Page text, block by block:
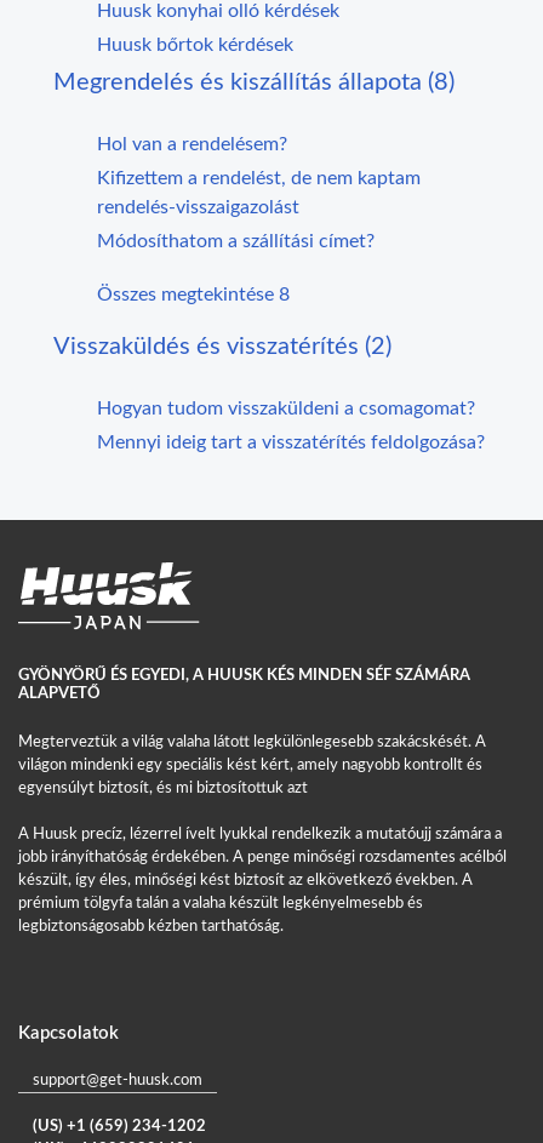
Huusk konyhai olló kérdések
Huusk bőrtok kérdések
Megrendelés és kiszállítás állapota (8)
Hol van a rendelésem?
Kifizettem a rendelést, de nem kaptam
rendelés-visszaigazolást
Módosíthatom a szállítási címet?
Összes megtekintése 8
Visszaküldés és visszatérítés (2)
Hogyan tudom visszaküldeni a csomagomat?
Mennyi ideig tart a visszatérítés feldolgozása?
GYÖNYÖRŰ ÉS EGYEDI, A HUUSK KÉS MINDEN SÉF SZÁMÁRA
ALAPVETŐ
Megterveztük a világ valaha látott legkülönlegesebb szakácskését. A
világon mindenki egy speciális kést kért, amely nagyobb kontrollt és
egyensúlyt biztosít, és mi biztosítottuk azt
A Huusk precíz, lézerrel ívelt lyukkal rendelkezik a mutatóujj számára a
jobb irányíthatóság érdekében. A penge minőségi rozsdamentes acélból
készült, így éles, minőségi kést biztosít az elkövetkező években. A
prémium tölgyfa talán a valaha készült legkényelmesebb és
legbiztonságosabb kézben tarthatóság.
Kapcsolatok
support@get-huusk.com
(US) +1 (659) 234-1202